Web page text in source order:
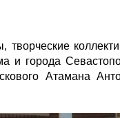
творческие
и города
Атамана